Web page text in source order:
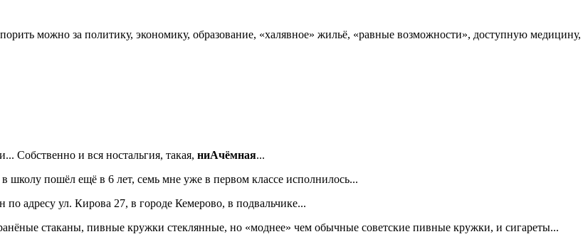
можно за политику, экономику, образование, «халявное» жильё, «равные возможности», доступную медицину,
Собственно и вся ностальгия, такая, ниАчёмная...
школу пошёл ещё в 6 лет, семь мне уже в первом классе исполнилось...
по адресу ул. Кирова 27, в городе Кемерово, в подвальчике...
стаканы, пивные кружки стеклянные, но «моднее» чем обычные советские пивные кружки, и сигареты...